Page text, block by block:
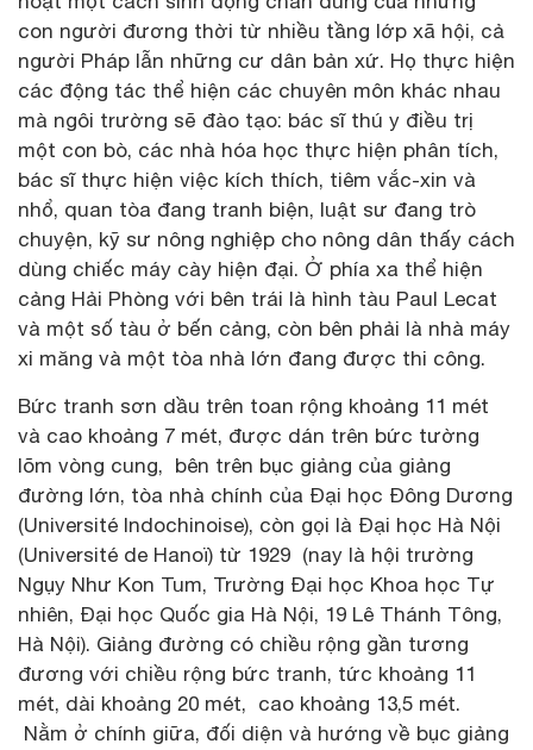
con người đương thời từ nhiều tầng lớp xã hội, cả
người Pháp lẫn những cư dân bản xứ. Họ thực hiện
các động tác thể hiện các chuyên môn khác nhau
mà ngôi trường sẽ đào tạo: bác sĩ thú y điều trị
một con bò, các nhà hóa học thực hiện phân tích,
bác sĩ thực hiện việc kích thích, tiêm vắc-xin và
nhổ, quan tòa đang tranh biện, luật sư đang trò
chuyện, kỹ sư nông nghiệp cho nông dân thấy cách
dùng chiếc máy cày hiện đại. Ở phía xa thể hiện
cảng Hải Phòng với bên trái là hình tàu Paul Lecat
và một số tàu ở bến cảng, còn bên phải là nhà máy
xi măng và một tòa nhà lớn đang được thi công.
Bức tranh sơn dầu trên toan rộng khoảng 11 mét
và cao khoảng 7 mét, được dán trên bức tường
lõm vòng cung, bên trên bục giảng của giảng
đường lớn, tòa nhà chính của Đại học Đông Dương
(Université Indochinoise), còn gọi là Đại học Hà Nội
(Université de Hanoï) từ 1929 (nay là hội trường
Ngụy Như Kon Tum, Trường Đại học Khoa học Tự
nhiên, Đại học Quốc gia Hà Nội, 19 Lê Thánh Tông,
Hà Nội). Giảng đường có chiều rộng gần tương
đương với chiều rộng bức tranh, tức khoảng 11
mét, dài khoảng 20 mét, cao khoảng 13,5 mét.
Nằm ở chính giữa, đối diện và hướng về bục giảng